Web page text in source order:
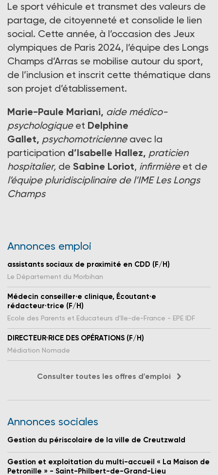
Le sport véhicule et transmet des valeurs de
partage, de citoyenneté et consolide le lien
social. Cette année, à l’occasion des Jeux
olympiques de Paris 2024, l’équipe des Longs
Champs d’Arras se mobilise autour du sport,
de l’inclusion et inscrit cette thématique dans
son projet d’établissement.
Marie-Paule Mariani, aide médico-
psychologique et Delphine
Gallet, psychomotricienneavec la
participation d’Isabelle Hallez, praticien
hospitalier, de Sabine Loriot, infirmièreet de
l’équipe pluridisciplinaire de l’IME Les Longs
Champs
Annonces emploi
assistants sociaux de proximité en CDD (F/H)
Le Département du Morbihan
Médecin conseiller·e clinique, Écoutant·e
rédacteur·trice (F/H)
Ecole des Parents et Educateurs d'Ile-de-France - EPE IDF
DIRECTEUR·RICE DES OPÉRATIONS (F/H)
Médiation Nomade
Consulter toutes les offres d'emploi
Annonces sociales
Gestion du périscolaire de la ville de Creutzwald
Gestion et exploitation du multi-accueil « La Maison de
Petronille » - Saint-Philbert-de-Grand-Lieu